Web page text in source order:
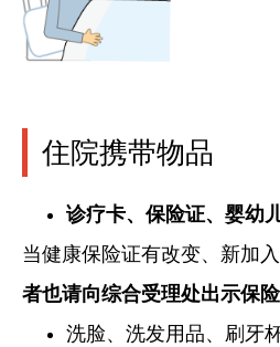
住院携带物品
诊疗卡、保险证、婴幼
当健康保险证有改变、新加
者也请向综合受理处出示保险
洗脸、洗发用品、刷牙